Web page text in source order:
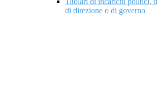
di direzione o di governo